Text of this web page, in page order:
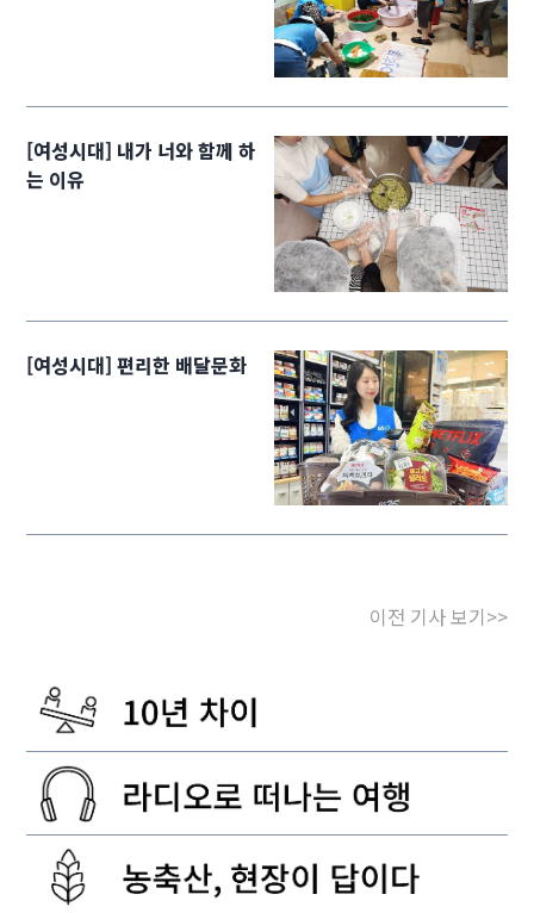
[여성시대] 내가 너와 함께 하
는 이유
[여성시대] 편리한 배달문화
이전 기사 보기>>